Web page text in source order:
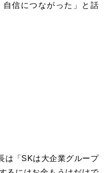
自信につながった」と話
は「SKは大企業グループ